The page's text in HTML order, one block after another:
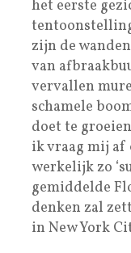
het eerste
zijn de
van
vervallen
schamele
doet te
ik vraag mij
werkelijk zo
gemiddelde
denken zal
in New York